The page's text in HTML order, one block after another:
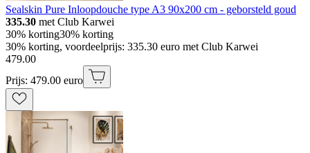
Sealskin Pure Inloopdouche type A3 90x200 cm - geborsteld goud
335.30 met Club Karwei
30% korting30% korting
30% korting, voordeelprijs: 335.30 euro met Club Karwei
479.00
Prijs: 479.00 euro